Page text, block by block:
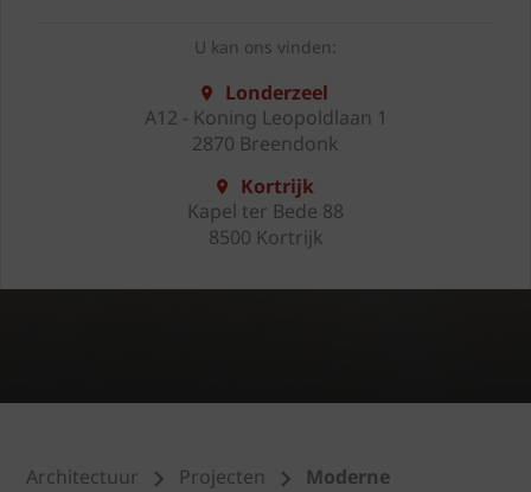
U kan ons vinden:
Londerzeel
A12 - Koning Leopoldlaan 1
2870 Breendonk
Kortrijk
Kapel ter Bede 88
8500 Kortrijk
Architectuur Projecten
Moderne